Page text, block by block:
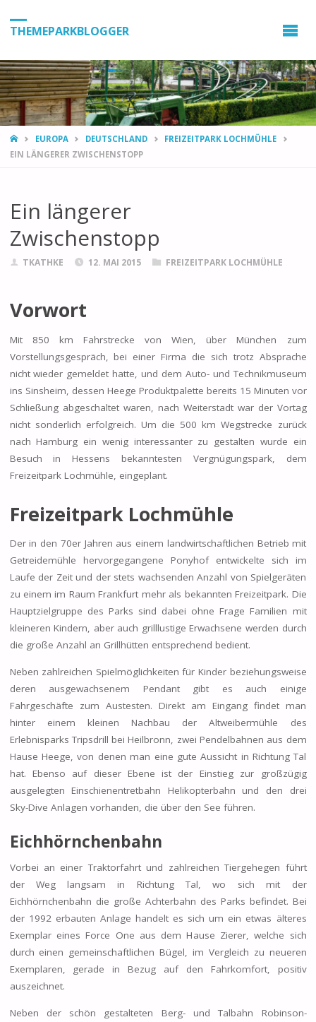
THEMEPARKBLOGGER
HOMEEUROPA DEUTSCHLAND
FREIZEITPARK LOCHMÜHLE
EIN LÄNGERER ZWISCHENSTOPP
Ein längerer
Zwischenstopp
TKATHKE 12. MAI 2015 FREIZEITPARK LOCHMÜHLE
Vorwort
Mit 850 km Fahrstrecke von Wien, über München zum
Vorstellungsgespräch, bei einer Firma die sich trotz Absprache
nicht wieder gemeldet hatte, und dem Auto- und Technikmuseum
ins Sinsheim, dessen Heege Produktpalette bereits 15 Minuten vor
Schließung abgeschaltet waren, nach Weiterstadt war der Vortag
nicht sonderlich erfolgreich. Um die 500 km Wegstrecke zurück
nach Hamburg ein wenig interessanter zu gestalten wurde ein
Besuch in Hessens bekanntesten Vergnügungspark, dem
Freizeitpark Lochmühle, eingeplant.
Freizeitpark Lochmühle
Der in den 70er Jahren aus einem landwirtschaftlichen Betrieb mit
Getreidemühle hervorgegangene Ponyhof entwickelte sich im
Laufe der Zeit und der stets wachsenden Anzahl von Spielgeräten
zu einem im Raum Frankfurt mehr als bekannten Freizeitpark. Die
Hauptzielgruppe des Parks sind dabei ohne Frage Familien mit
kleineren Kindern, aber auch grilllustige Erwachsene werden durch
die große Anzahl an Grillhütten entsprechend bedient.
Neben zahlreichen Spielmöglichkeiten für Kinder beziehungsweise
deren ausgewachsenem Pendant gibt es auch einige
Fahrgeschäfte zum Austesten. Direkt am Eingang findet man
hinter einem kleinen Nachbau der Altweibermühle des
Erlebnisparks Tripsdrill bei Heilbronn, zwei Pendelbahnen aus dem
Hause Heege, von denen man eine gute Aussicht in Richtung Tal
hat. Ebenso auf dieser Ebene ist der Einstieg zur großzügig
ausgelegten Einschienentretbahn Helikopterbahn und den drei
Sky-Dive Anlagen vorhanden, die über den See führen.
Eichhörnchenbahn
Vorbei an einer Traktorfahrt und zahlreichen Tiergehegen führt
der Weg langsam in Richtung Tal, wo sich mit der
Eichhörnchenbahn die große Achterbahn des Parks befindet. Bei
der 1992 erbauten Anlage handelt es sich um ein etwas älteres
Exemplar eines Force One aus dem Hause Zierer, welche sich
durch einen gemeinschaftlichen Bügel, im Vergleich zu neueren
Exemplaren, gerade in Bezug auf den Fahrkomfort, positiv
auszeichnet.
Neben der schön gestalteten Berg- und Talbahn Robinson-